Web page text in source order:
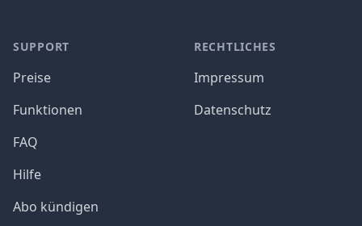
SUPPORT
Preise
Funktionen
FAQ
Hilfe
Abo kündigen
RECHTLICHES
Impressum
Datenschutz